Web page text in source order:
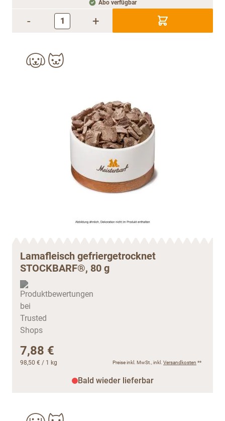
Abo verfügbar
- +
Lamafleisch gefriergetrocknet
STOCKBARF®, 80 g
7,88 €
98,50 € / 1 kg Preise inkl. MwSt., inkl. Versandkosten **
Bald wieder lieferbar